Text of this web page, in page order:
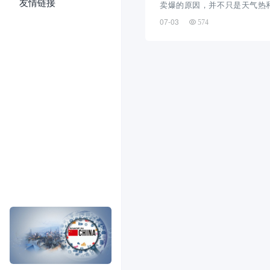
卖爆的原因，并不只是天气热
创新解决了当地长期存在的安
专业安装、可移动的分体式
07-03 574